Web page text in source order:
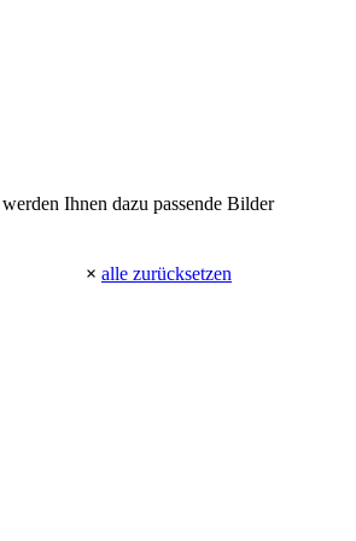
Ihnen dazu passende Bilder
× alle zurücksetzen